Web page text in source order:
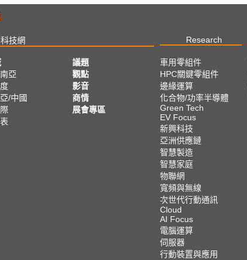
科技網 Research
亞
/中國
議題
觀點
影音
商情
展會專區
車用零組件
HPC關鍵零組件
邊緣運算
化合物/功率半導體
Green Tech
EV Focus
新興科技
亞洲供應鏈
智慧製造
智慧家庭
物聯網
寬頻與無線
次世代行動通訊
Cloud
AI Focus
電腦運算
伺服器
行動裝置與應用